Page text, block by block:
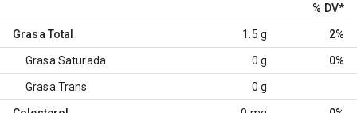
% DV*
Grasa Total 1.5 g 2%
Grasa Saturada 0 g 0%
Grasa Trans 0 g